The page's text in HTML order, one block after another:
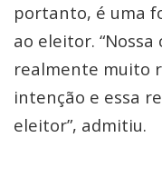
portanto, é uma
ao eleitor.
realmente muito
intenção e essa
eleitor”, admitiu.